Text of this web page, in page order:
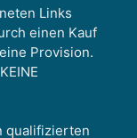
Links
einen Kauf
Provision.
qualifizierten